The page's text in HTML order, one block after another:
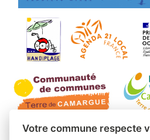
Votre commune respecte